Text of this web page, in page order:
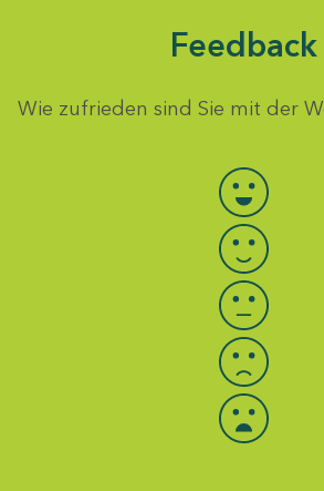
Feedback
Wie zufrieden sind Sie mit der
Bewertung